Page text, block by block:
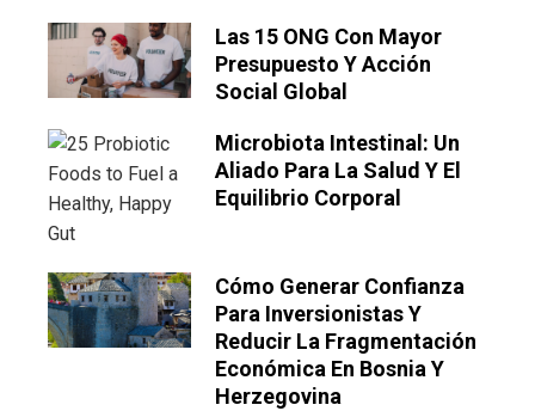
Las 15 ONG Con Mayor
Presupuesto Y Acción
Social Global
Microbiota Intestinal: Un
Aliado Para La Salud Y El
Equilibrio Corporal
Cómo Generar Confianza
Para Inversionistas Y
Reducir La Fragmentación
Económica En Bosnia Y
Herzegovina